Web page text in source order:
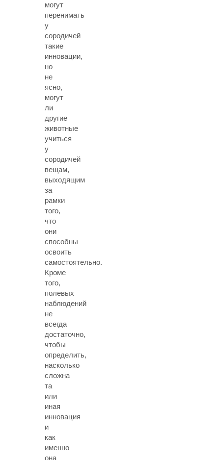
могут
перенимать
у
сородичей
такие
инновации,
но
не
ясно,
могут
ли
другие
животные
учиться
у
сородичей
вещам,
выходящим
за
рамки
того,
что
они
способны
освоить
самостоятельно.
Кроме
того,
полевых
наблюдений
не
всегда
достаточно,
чтобы
определить,
насколько
сложна
та
или
иная
инновация
и
как
именно
она